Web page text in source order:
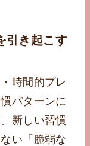
引き起こす
時間的プレ
パターンに
新しい習慣
い「脆弱な